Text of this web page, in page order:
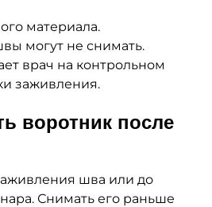
материала.
могут не снимать.
врач на контрольном
заживления.
воротник после
шва или до
Снимать его раньше